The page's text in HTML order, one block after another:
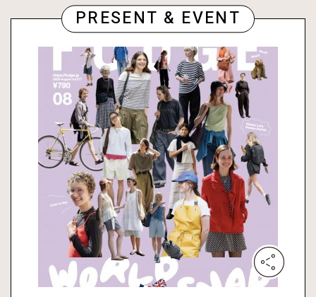
PRESENT & EVENT